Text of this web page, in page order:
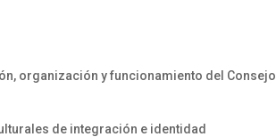
organización y funcionamiento del Consejo
de integración e identidad